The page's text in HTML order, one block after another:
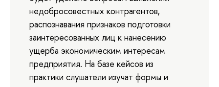
недобросовестных контрагентов,
распознавания признаков подготовки
заинтересованных лиц к нанесению
ущерба экономическим интересам
предприятия. На базе кейсов из
практики слушатели изучат формы и